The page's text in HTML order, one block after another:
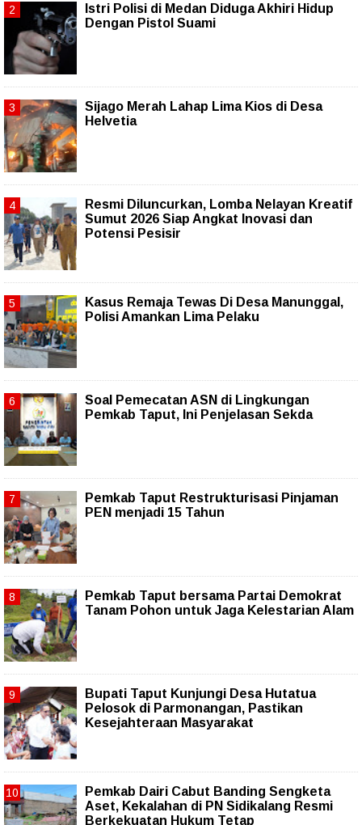
Istri Polisi di Medan Diduga Akhiri Hidup
Dengan Pistol Suami
Sijago Merah Lahap Lima Kios di Desa
Helvetia
Resmi Diluncurkan, Lomba Nelayan Kreatif
Sumut 2026 Siap Angkat Inovasi dan
Potensi Pesisir
Kasus Remaja Tewas Di Desa Manunggal,
Polisi Amankan Lima Pelaku
Soal Pemecatan ASN di Lingkungan
Pemkab Taput, Ini Penjelasan Sekda
Pemkab Taput Restrukturisasi Pinjaman
PEN menjadi 15 Tahun‎
Pemkab Taput bersama Partai Demokrat
Tanam Pohon untuk Jaga Kelestarian Alam
Bupati Taput Kunjungi Desa Hutatua
Pelosok di Parmonangan, Pastikan
Kesejahteraan Masyarakat
Pemkab Dairi Cabut Banding Sengketa
Aset, Kekalahan di PN Sidikalang Resmi
Berkekuatan Hukum Tetap